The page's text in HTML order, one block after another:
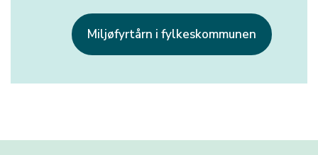
Miljøfyrtårn i fylkeskommunen